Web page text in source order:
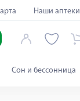
Наши аптеки
Сон и бессонница